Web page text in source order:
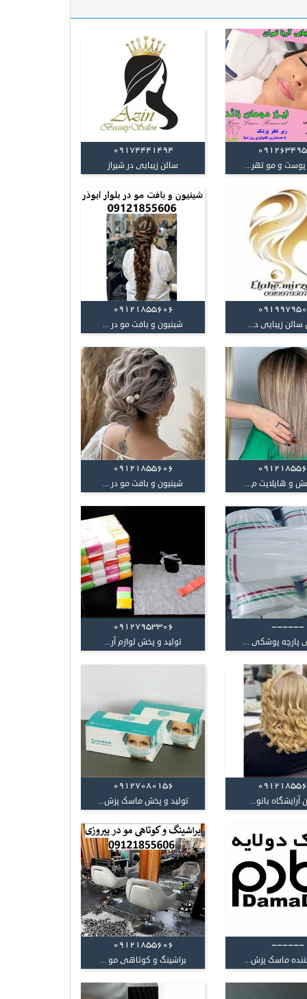
پوست و مو تهر...
09174441494
سالن زیبایی در شیراز
سالن زیبایی د...
09121855606
شینیون و بافت مو در ...
و هایلایت م...
09121855606
شینیون و بافت مو در ...
------
پارچه پوشکی ...
09127953306
تولید و پخش لوازم آر...
آرایشگاه بانو...
۰۹۱۲۷۰۸۰۱۵۶
تولید و پخش ماسک پزش...
------
ماسک پزش...
09121855606
براشینگ و کوتاهی مو ...